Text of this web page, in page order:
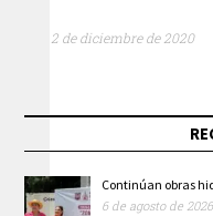
2 de diciembre de 2020
Continúan obras
6 de agosto de 2026